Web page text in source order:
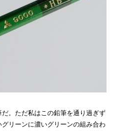
。ただ私はこの鉛筆を通り過ぎず
リーンに濃いグリーンの組み合わ